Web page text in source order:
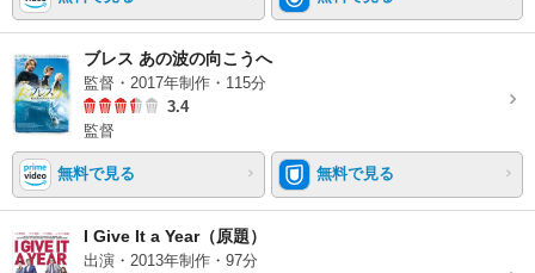
ブレス あの波の向こうへ
監督・2017年制作・115分
3.4
監督
無料で見る 無料で見る
I Give It a Year（原題）
出演・2013年制作・97分